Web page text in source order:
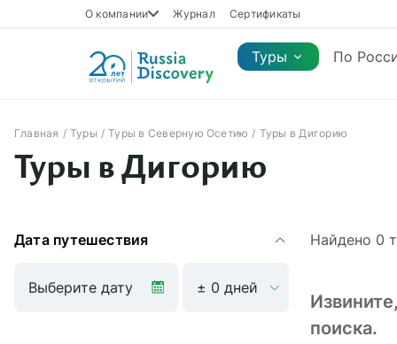
О компании Журнал Сертификаты
Туры
Каталог туров
По
Каталог туров
Регионы Коллекции
Главная Туры Туры в Северную Осетию Туры в Дигорию
Туры в Дигорию
Дата путешествия Найдено 0
поиска.